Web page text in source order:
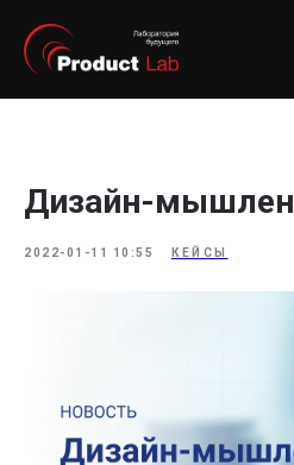
Дизайн-
2022-01-11 10:55 КЕЙСЫ